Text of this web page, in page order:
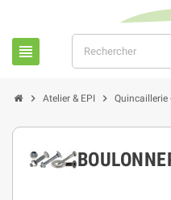
view_headline
chevron_right Atelier & EPI chevron_right Quincaillerie